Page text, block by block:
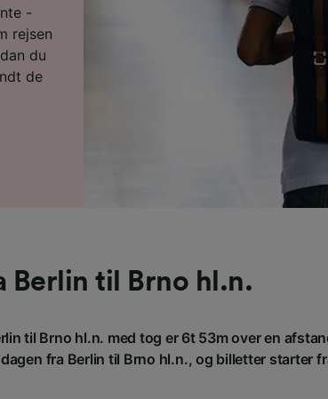
-
rejsen
du
de
Berlin til Brno hl.n.
til Brno hl.n. med tog er 6t 53m over en
fra Berlin til Brno hl.n., og billetter starter